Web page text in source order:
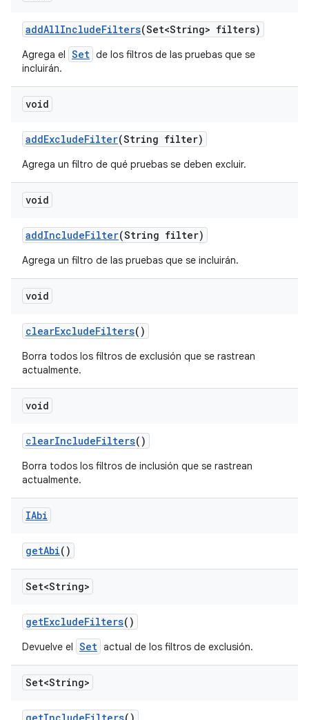
addAllIncludeFilters(Set<String> filters)
Agrega el Set de los filtros de las pruebas que se
incluirán.
void
addExcludeFilter(String filter)
Agrega un filtro de qué pruebas se deben excluir.
void
addIncludeFilter(String filter)
Agrega un filtro de las pruebas que se incluirán.
void
clearExcludeFilters()
Borra todos los filtros de exclusión que se rastrean
actualmente.
void
clearIncludeFilters()
Borra todos los filtros de inclusión que se rastrean
actualmente.
IAbi
getAbi()
Set<String>
getExcludeFilters()
Devuelve el Set actual de los filtros de exclusión.
Set<String>